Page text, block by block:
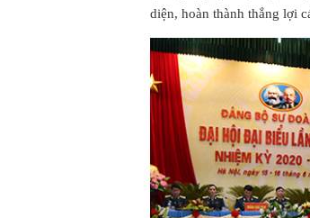
diện, hoàn thành thắng lợi